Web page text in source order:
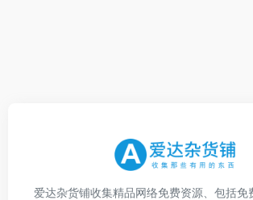
爱达杂货铺收集精品网络免费资源、包括免